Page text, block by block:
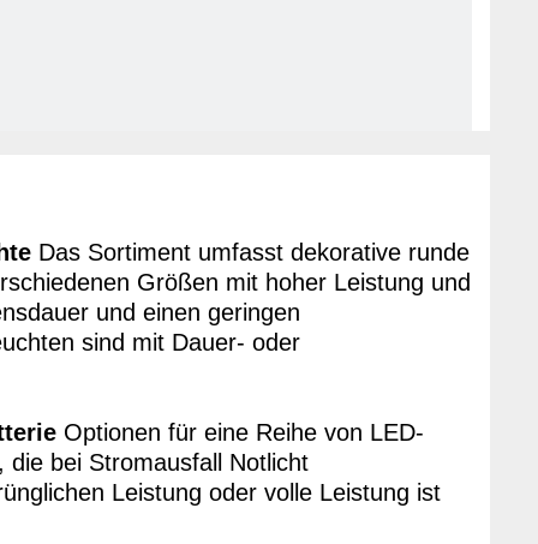
Das Sortiment umfasst dekorative runde
Größen mit hoher Leistung und
und einen geringen
sind mit Dauer- oder
Optionen für eine Reihe von LED-
bei Stromausfall Notlicht
Leistung oder volle Leistung ist